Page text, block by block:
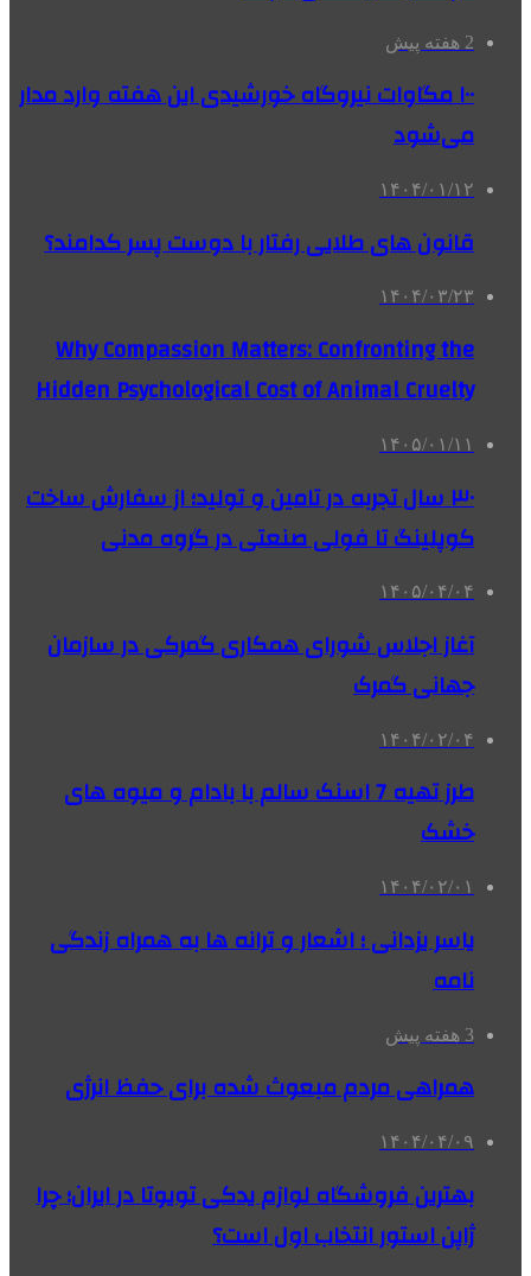
2 هفته پیش
۱۰۰ مگاوات نیروگاه‌ خورشیدی این هفته وارد مدار
می‌شود
۱۴۰۴/۰۱/۱۲
قانون های طلایی رفتار با دوست پسر کدامند؟
۱۴۰۴/۰۳/۲۳
Why Compassion Matters: Confronting the
Hidden Psychological Cost of Animal Cruelty
۱۴۰۵/۰۱/۱۱
۳۰ سال تجربه در تامین و تولید؛ از سفارش ساخت
کوپلینگ تا فولی صنعتی در گروه مدنی
۱۴۰۵/۰۴/۰۴
آغاز اجلاس شورای همکاری گمرکی در سازمان
جهانی گمرک
۱۴۰۴/۰۲/۰۴
طرز تهیه 7 اسنک سالم با بادام و میوه های
خشک
۱۴۰۴/۰۲/۰۱
یاسر یزدانی ؛ اشعار و ترانه ها به همراه زندگی
نامه
3 هفته پیش
همراهی مردم مبعوث شده برای حفظ انرژی
۱۴۰۴/۰۴/۰۹
بهترین فروشگاه لوازم یدکی تویوتا در ایران؛ چرا
ژاپن استور انتخاب اول است؟